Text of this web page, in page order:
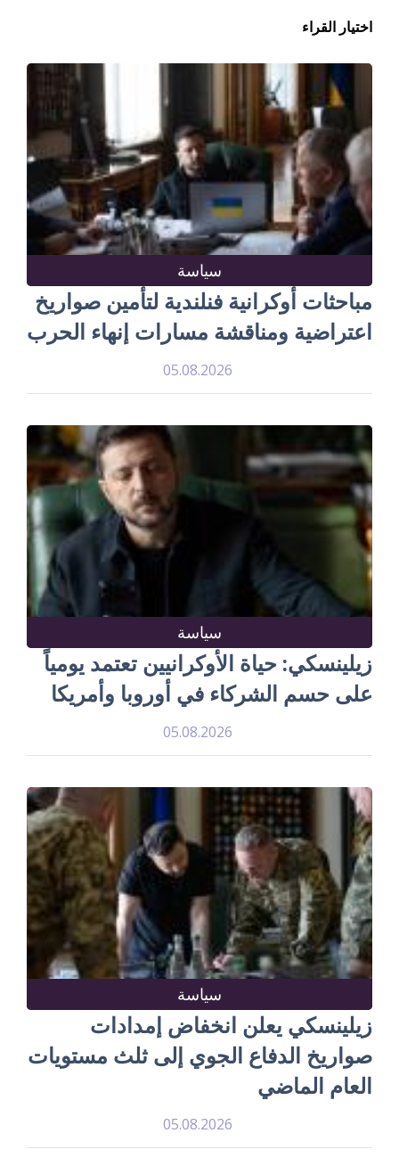
اختيار القراء
سياسة
مباحثات أوكرانية فنلندية لتأمين صواريخ
اعتراضية ومناقشة مسارات إنهاء الحرب
05.08.2026
سياسة
زيلينسكي: حياة الأوكرانيين تعتمد يومياً
على حسم الشركاء في أوروبا وأمريكا
05.08.2026
سياسة
زيلينسكي يعلن انخفاض إمدادات
صواريخ الدفاع الجوي إلى ثلث مستويات
العام الماضي
05.08.2026